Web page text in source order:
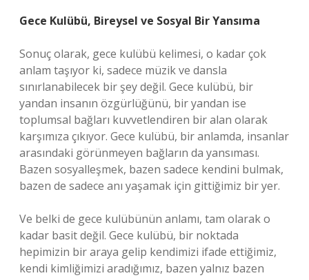
Gece Kulübü, Bireysel ve Sosyal Bir Yansıma
Sonuç olarak, gece kulübü kelimesi, o kadar çok
anlam taşıyor ki, sadece müzik ve dansla
sınırlanabilecek bir şey değil. Gece kulübü, bir
yandan insanın özgürlüğünü, bir yandan ise
toplumsal bağları kuvvetlendiren bir alan olarak
karşımıza çıkıyor. Gece kulübü, bir anlamda, insanlar
arasındaki görünmeyen bağların da yansıması.
Bazen sosyalleşmek, bazen sadece kendini bulmak,
bazen de sadece anı yaşamak için gittiğimiz bir yer.
Ve belki de gece kulübünün anlamı, tam olarak o
kadar basit değil. Gece kulübü, bir noktada
hepimizin bir araya gelip kendimizi ifade ettiğimiz,
kendi kimliğimizi aradığımız, bazen yalnız bazen